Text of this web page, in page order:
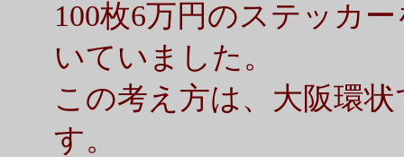
100枚6万円のステッカ
いていました。
この考え方は、大阪環
す。